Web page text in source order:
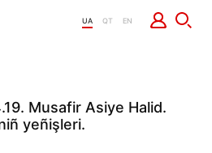
UA QT EN
Musafir Asiye Halid.
yeñişleri.